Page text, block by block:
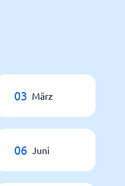
03 März
06 Juni